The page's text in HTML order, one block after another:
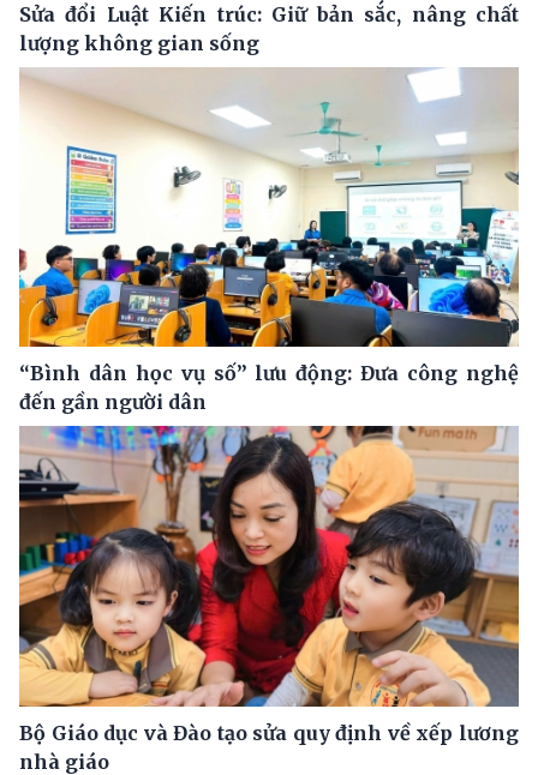
Sửa đổi Luật Kiến trúc: Giữ bản sắc, nâng chất
lượng không gian sống
“Bình dân học vụ số” lưu động: Đưa công nghệ
đến gần người dân
Bộ Giáo dục và Đào tạo sửa quy định về xếp lương
nhà giáo